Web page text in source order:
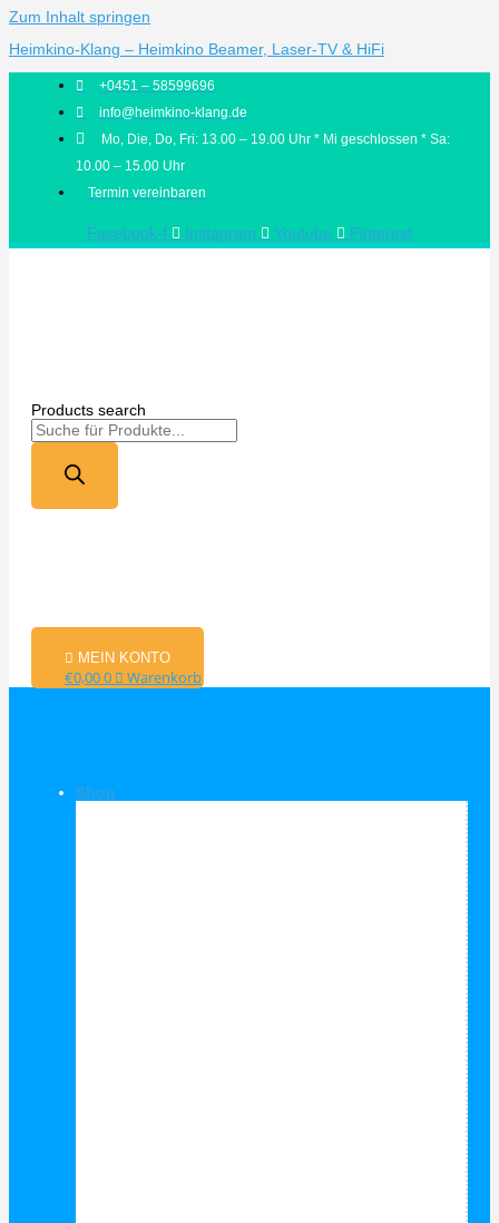
Zum Inhalt springen
Heimkino-Klang – Heimkino Beamer, Laser-TV & HiFi
+0451 – 58599696
info@heimkino-klang.de
Mo, Die, Do, Fri: 13.00 – 19.00 Uhr * Mi geschlossen * Sa:
10.00 – 15.00 Uhr
Termin vereinbaren
Facebook-f Instagram Youtube Pinterest
Products search
MEIN KONTO
€0,000 Warenkorb
Shop